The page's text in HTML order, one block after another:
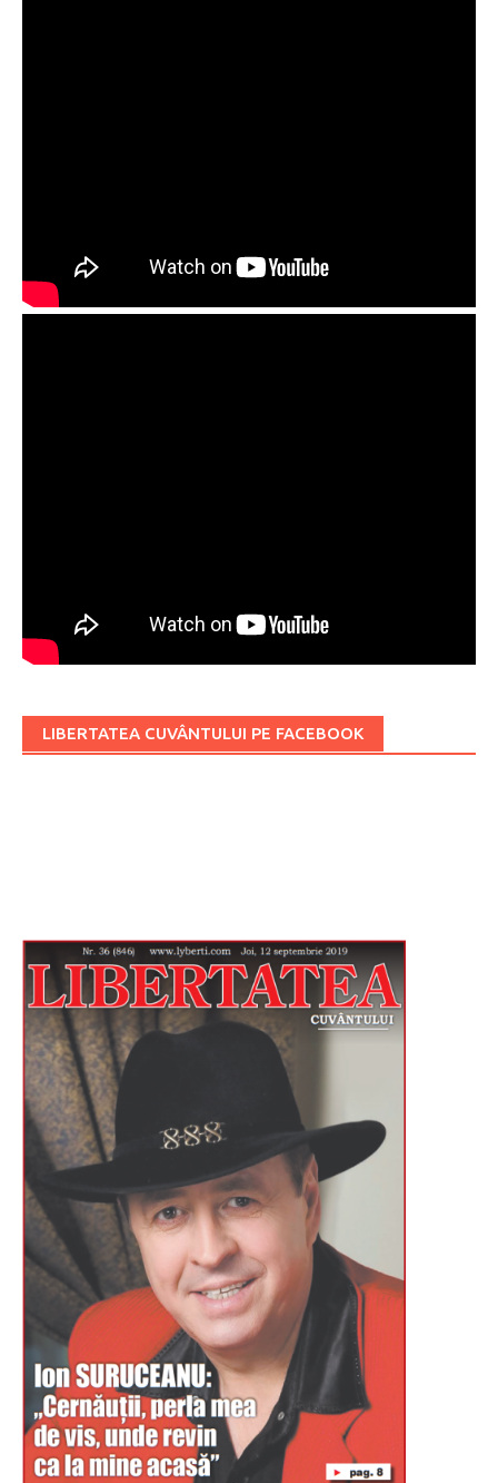
LIBERTATEA CUVÂNTULUI PE FACEBOOK